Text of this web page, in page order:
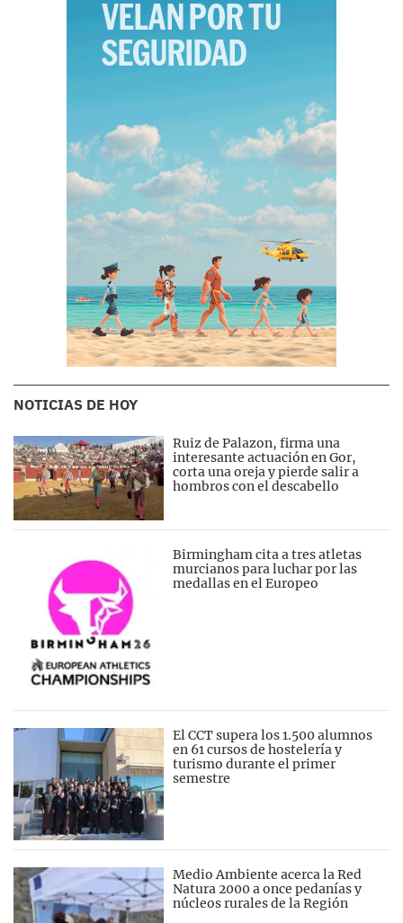
NOTICIAS DE HOY
Ruiz de Palazon, firma una
interesante actuación en Gor,
corta una oreja y pierde salir a
hombros con el descabello
Birmingham cita a tres atletas
murcianos para luchar por las
medallas en el Europeo
El CCT supera los 1.500 alumnos
en 61 cursos de hostelería y
turismo durante el primer
semestre
Medio Ambiente acerca la Red
Natura 2000 a once pedanías y
núcleos rurales de la Región